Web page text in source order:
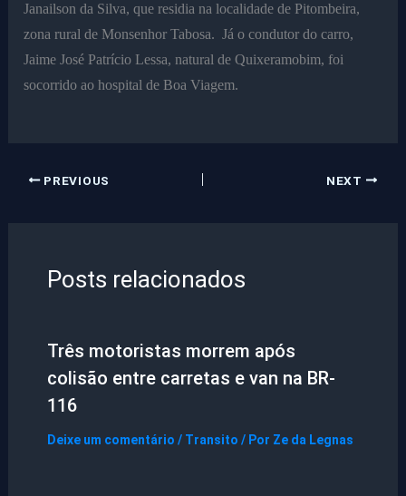
Janailson da Silva, que residia na localidade de Pitombeira,
zona rural de Monsenhor Tabosa. Já o condutor do carro,
Jaime José Patrício Lessa, natural de Quixeramobim, foi
socorrido ao hospital de Boa Viagem.
PREVIOUS NEXT
Posts relacionados
Três motoristas morrem após
colisão entre carretas e van na BR-
116
Deixe um comentário / Transito / Por Ze da Legnas